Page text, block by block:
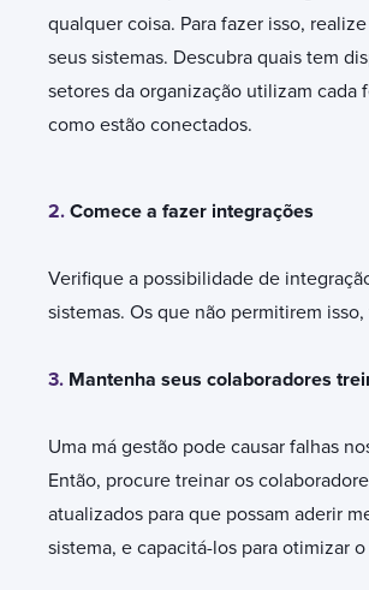
qualquer coisa. Para fazer isso,
seus sistemas. Descubra quais tem
setores da organização utilizam cada
como estão conectados.
2. Comece a fazer integrações
Verifique a possibilidade de
sistemas. Os que não permitirem
3. Mantenha seus colaboradores
Uma má gestão pode causar falhas
Então, procure treinar os
atualizados para que possam aderir
sistema, e capacitá-los para otimizar